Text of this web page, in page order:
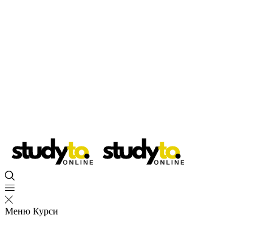
Меню Курси